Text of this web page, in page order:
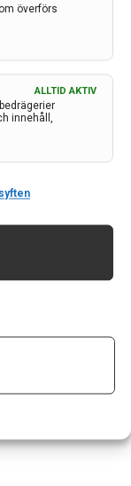
överförs
innehåll,
ALLTID AKTIV